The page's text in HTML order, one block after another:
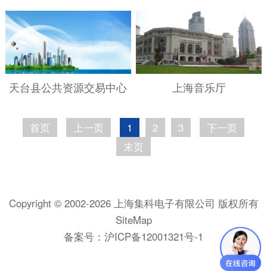
天台县公共资源交易中心 上海音乐厅
首页 上一页 1 2 3
下一页
末页
Copyright © 2002-2026 上海集科电子有限公司 版权所有
SiteMap
备案号： 沪ICP备12001321号-1